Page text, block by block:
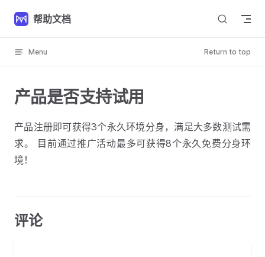
Skip to content
帮助文档
Menu Return to top
产品是否支持试用
产品注册即可获得3个永久环境分身，满足大多数测试需
求。 目前通过推广活动最多可获得8个永久免费分身环
境！
评论